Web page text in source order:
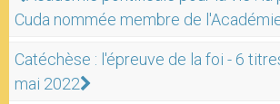
Cuda nommée membre de
Catéchèse : l'épreuve de la foi - 6
mai 2022